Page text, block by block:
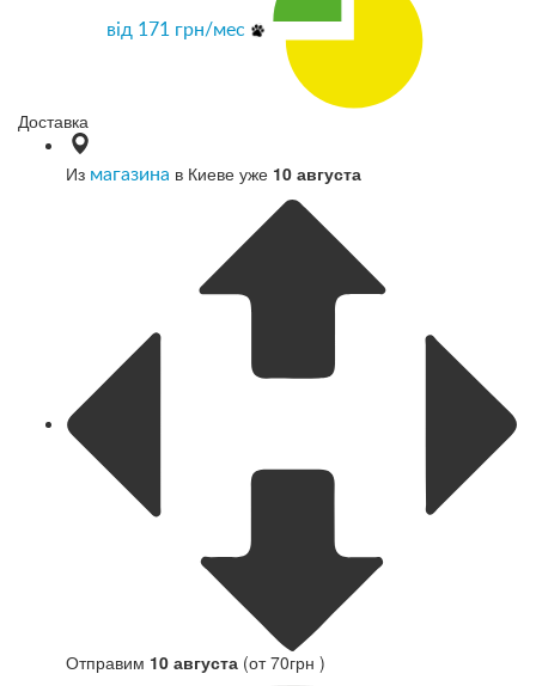
від 171 грн/мес
Доставка
Из магазина в Киеве уже 10 августа
Отправим 10 августа (от 70грн )